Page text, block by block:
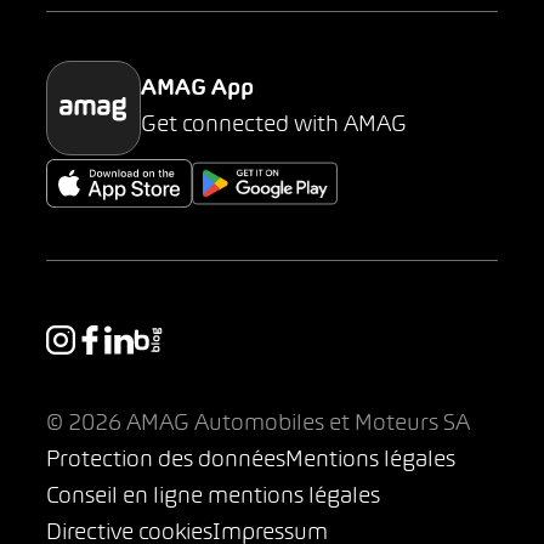
Parking
AMAG App
Get connected with AMAG
© 2026 AMAG Automobiles et Moteurs SA
Protection des donnéesMentions légales
Conseil en ligne mentions légales
Directive cookiesImpressum